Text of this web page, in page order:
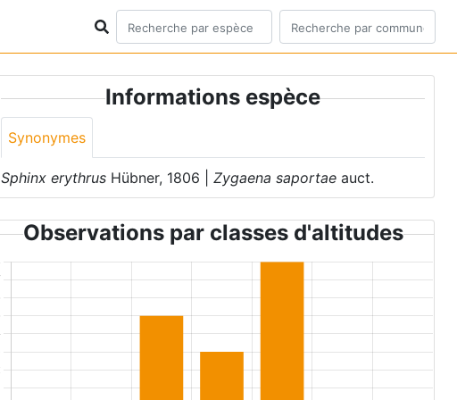
Informations espèce
Synonymes
Sphinx erythrus Hübner, 1806 |Zygaena saportae auct.
Observations par classes d'altitudes